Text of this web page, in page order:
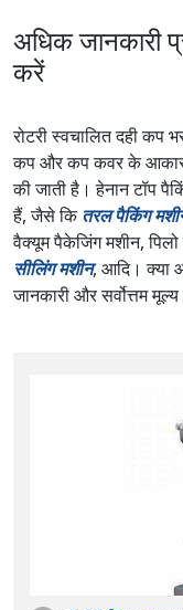
अधिक जानकारी
करें
रोटरी स्वचालित दही
कप और कप कवर के
की जाती है। हेनान टॉप
हैं, जैसे कितरल पैकिंग
वैक्यूम पैकेजिंग मशीन,
सीलिंग मशीन, आदि। क्या
जानकारी और सर्वोत्तम